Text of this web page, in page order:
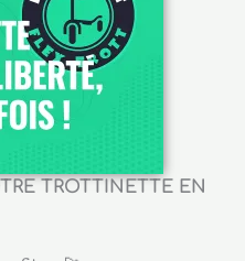
TROTTINETTE EN